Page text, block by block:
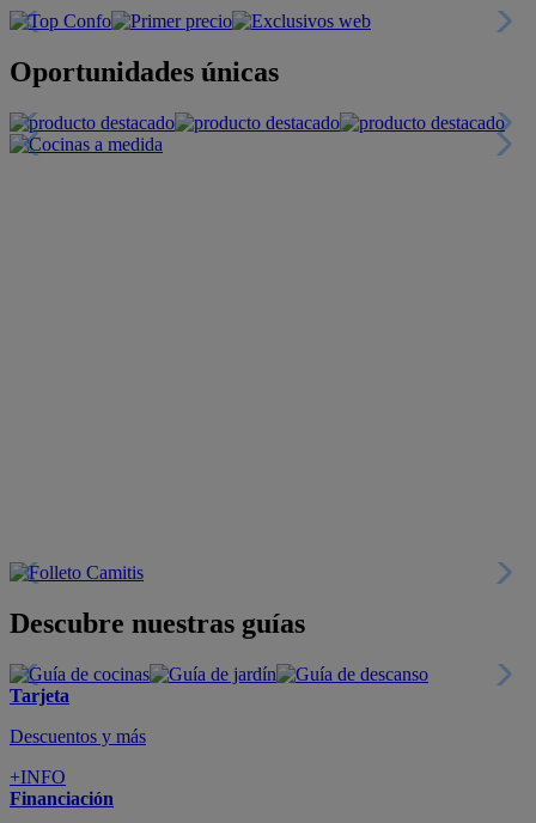
Oportunidades únicas
Descubre nuestras guías
Tarjeta
Descuentos y más
+INFO
Financiación